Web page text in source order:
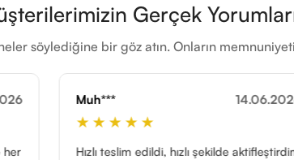
Gerçek
söylediğine bir göz atın. Onların
14.06.2026
edildi, hızlı şekilde aktifleştirdim
Doğ***
Mükemmel